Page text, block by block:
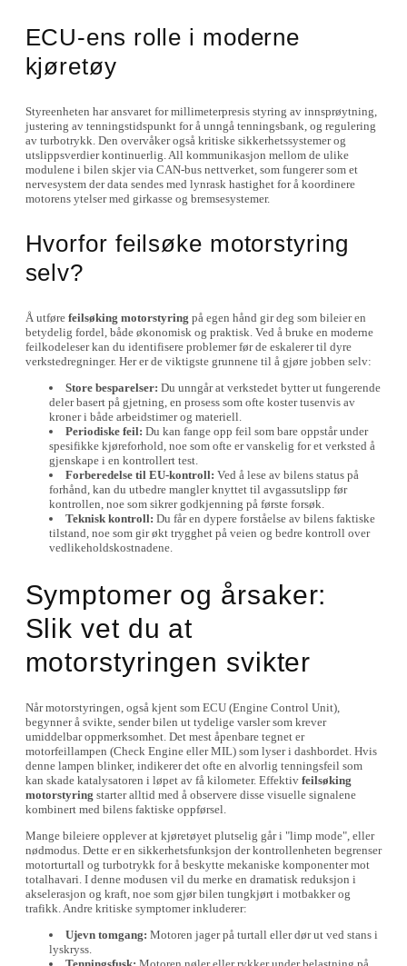
ECU-ens rolle i moderne
kjøretøy
Styreenheten har ansvaret for millimeterpresis styring av innsprøytning,
justering av tenningstidspunkt for å unngå tenningsbank, og regulering
av turbotrykk. Den overvåker også kritiske sikkerhetssystemer og
utslippsverdier kontinuerlig. All kommunikasjon mellom de ulike
modulene i bilen skjer via CAN-bus nettverket, som fungerer som et
nervesystem der data sendes med lynrask hastighet for å koordinere
motorens ytelser med girkasse og bremsesystemer.
Hvorfor feilsøke motorstyring
selv?
Å utføre feilsøking motorstyring på egen hånd gir deg som bileier en
betydelig fordel, både økonomisk og praktisk. Ved å bruke en moderne
feilkodeleser kan du identifisere problemer før de eskalerer til dyre
verkstedregninger. Her er de viktigste grunnene til å gjøre jobben selv:
Store besparelser: Du unngår at verkstedet bytter ut fungerende
deler basert på gjetning, en prosess som ofte koster tusenvis av
kroner i både arbeidstimer og materiell.
Periodiske feil: Du kan fange opp feil som bare oppstår under
spesifikke kjøreforhold, noe som ofte er vanskelig for et verksted å
gjenskape i en kontrollert test.
Forberedelse til EU-kontroll: Ved å lese av bilens status på
forhånd, kan du utbedre mangler knyttet til avgassutslipp før
kontrollen, noe som sikrer godkjenning på første forsøk.
Teknisk kontroll: Du får en dypere forståelse av bilens faktiske
tilstand, noe som gir økt trygghet på veien og bedre kontroll over
vedlikeholdskostnadene.
Symptomer og årsaker:
Slik vet du at
motorstyringen svikter
Når motorstyringen, også kjent som ECU (Engine Control Unit),
begynner å svikte, sender bilen ut tydelige varsler som krever
umiddelbar oppmerksomhet. Det mest åpenbare tegnet er
motorfeillampen (Check Engine eller MIL) som lyser i dashbordet. Hvis
denne lampen blinker, indikerer det ofte en alvorlig tenningsfeil som
kan skade katalysatoren i løpet av få kilometer. Effektiv feilsøking
motorstyring starter alltid med å observere disse visuelle signalene
kombinert med bilens faktiske oppførsel.
Mange bileiere opplever at kjøretøyet plutselig går i "limp mode", eller
nødmodus. Dette er en sikkerhetsfunksjon der kontrollenheten begrenser
motorturtall og turbotrykk for å beskytte mekaniske komponenter mot
totalhavari. I denne modusen vil du merke en dramatisk reduksjon i
akselerasjon og kraft, noe som gjør bilen tungkjørt i motbakker og
trafikk. Andre kritiske symptomer inkluderer:
Ujevn tomgang: Motoren jager på turtall eller dør ut ved stans i
lyskryss.